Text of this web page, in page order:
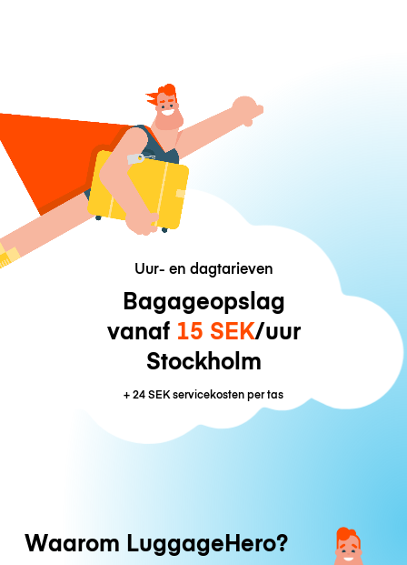
Uur- en dagtarieven
Bagageopslag
vanaf 15 SEK/uur
Stockholm
+24 SEKservicekosten per tas
Waarom LuggageHero?